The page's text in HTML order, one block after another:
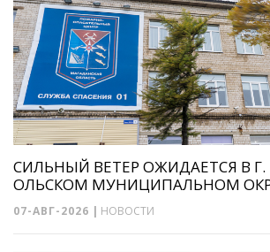
СИЛЬНЫЙ ВЕТЕР ОЖИДАЕТСЯ В
ОЛЬСКОМ МУНИЦИПАЛЬНОМ
07-АВГ-2026 | НОВОСТИ